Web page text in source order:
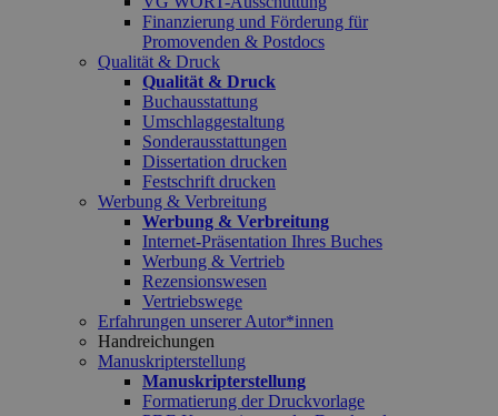
Finanzierung und Förderung für
Promovenden & Postdocs
Qualität & Druck
Qualität & Druck
Buchausstattung
Umschlaggestaltung
Sonderausstattungen
Dissertation drucken
Festschrift drucken
Werbung & Verbreitung
Werbung & Verbreitung
Internet-Präsentation Ihres Buches
Werbung & Vertrieb
Rezensionswesen
Vertriebswege
Erfahrungen unserer Autor*innen
Handreichungen
Manuskripterstellung
Manuskripterstellung
Formatierung der Druckvorlage